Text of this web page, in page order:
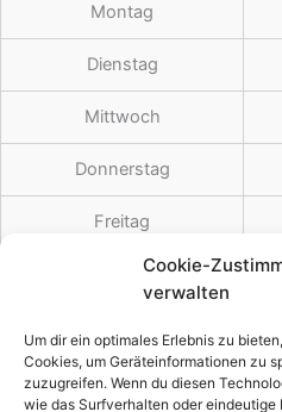
Cookie-
verwalten
Um dir ein optimales Erlebnis zu
Cookies, um Geräteinformationen zu
zuzugreifen. Wenn du diesen
wie das Surfverhalten oder eindeutige
Montag
Dienstag
Mittwoch
Donnerstag
Freitag
Samstag
Feiertags